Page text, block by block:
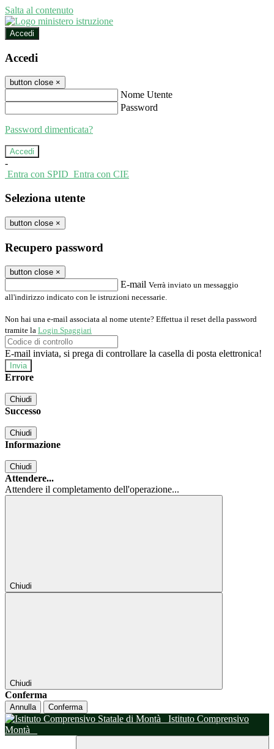
Salta al contenuto
Accedi
Accedi
button close ×
Nome Utente
Password
Password dimenticata?
-
Entra con SPID Entra con CIE
Seleziona utente
button close ×
Recupero password
button close ×
E-mail Verrà inviato un messaggio
all'indirizzo indicato con le istruzioni necessarie.
Non hai una e-mail associata al nome utente? Effettua il reset della password
tramite la Login Spaggiari
E-mail inviata, si prega di controllare la casella di posta elettronica!
Errore
Chiudi
Successo
Chiudi
Informazione
Chiudi
Attendere...
Attendere il completamento dell'operazione...
Chiudi
Chiudi
Conferma
Annulla Conferma
Istituto Comprensivo
Montà